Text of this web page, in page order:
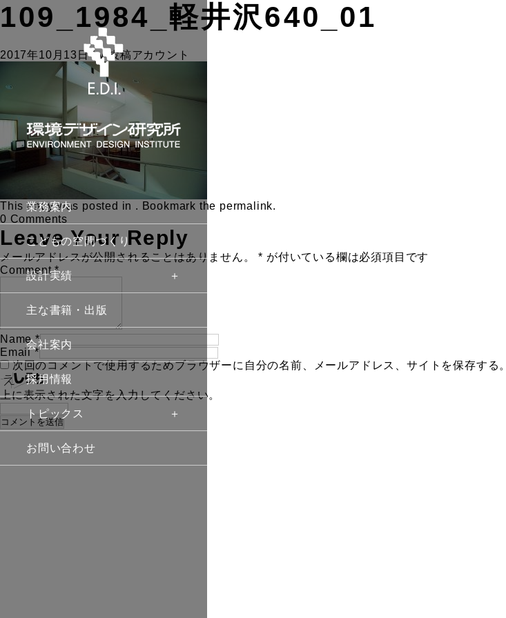
業務案内
こどもの空間づくり
設計実績
主な書籍・出版
会社案内
採用情報
トピックス
お問い合わせ
109_1984_軽井沢640_01
2017年10月13日by 投稿アカウント
This entry was posted in . Bookmark the permalink.
0 Comments
Leave Your Reply
メールアドレスが公開されることはありません。 * が付いている欄は必須項目です
Comment *
Name *
Email *
次回のコメントで使用するためブラウザーに自分の名前、メールアドレス、サイトを保存する。
上に表示された文字を入力してください。